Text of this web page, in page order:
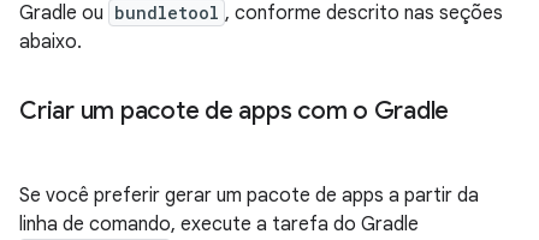
Gradle ou bundletool , conforme descrito nas seções
abaixo.
Criar um pacote de apps com o Gradle
Se você preferir gerar um pacote de apps a partir da
linha de comando, execute a tarefa do Gradle